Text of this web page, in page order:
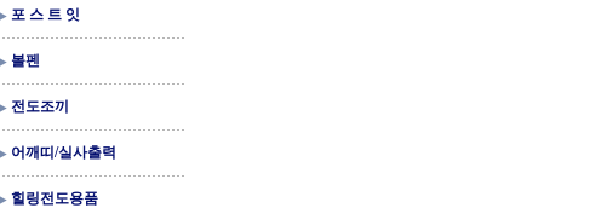
포 스 트 잇
볼펜
전도조끼
어깨띠/실사출력
힐링전도용품